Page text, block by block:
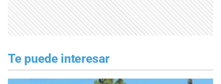
Te puede interesar